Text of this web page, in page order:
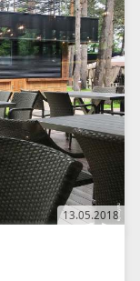
13.05.2018